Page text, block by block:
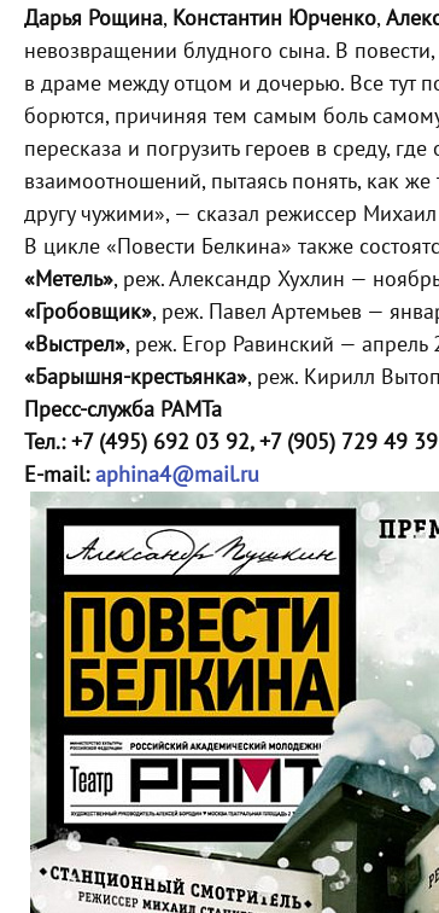
Дарья Рощина, Константин Юрченко,
невозвращении блудного сына. В
в драме между отцом и дочерью. Все тут
борются, причиняя тем самым боль
пересказа и погрузить героев в среду,
взаимоотношений, пытаясь понять, как
другу чужими», — сказал режиссер Михаил
В цикле «Повести Белкина» также
«Метель», реж. Александр Хухлин —
«Гробовщик», реж. Павел Артемьев —
«Выстрел», реж. Егор Равинский — апрель
«Барышня-крестьянка», реж. Кирилл
Пресс-служба РАМТа
Тел.: +7 (495) 692 03 92, +7 (905) 729 49
E-mail:aphina4@mail.ru